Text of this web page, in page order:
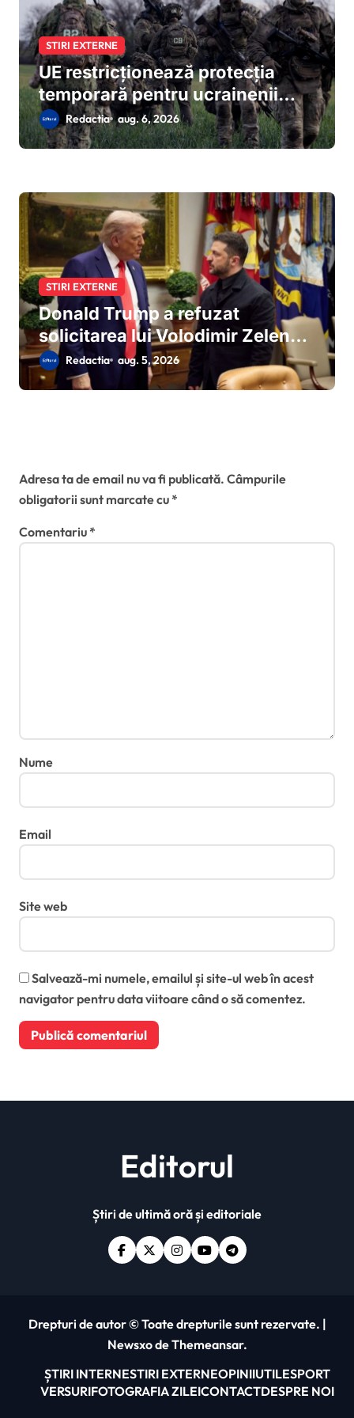
STIRI EXTERNE
UE restricționează protecția
temporară pentru ucrainenii
care evită mobilizarea: reguli noi
de la 5 august 2026
Redactia aug. 6, 2026
STIRI EXTERNE
Donald Trump a refuzat
solicitarea lui Volodimir Zelenski
pentru rachete Patriot
suplimentare:miza stocurilor
Redactia aug. 5, 2026
Adresa ta de email nu va fi publicată. Câmpurile
obligatorii sunt marcate cu*
Comentariu*
Nume
Email
Site web
Salvează-mi numele, emailul și site-ul web în acest
navigator pentru data viitoare când o să comentez.
Editorul
Știri de ultimă oră și editoriale
Drepturi de autor © Toate drepturile sunt rezervate. |
NewsxodeThemeansar.
ȘTIRI INTERNESTIRI EXTERNEOPINIIUTILESPORT
VERSURIFOTOGRAFIA ZILEICONTACTDESPRE NOI